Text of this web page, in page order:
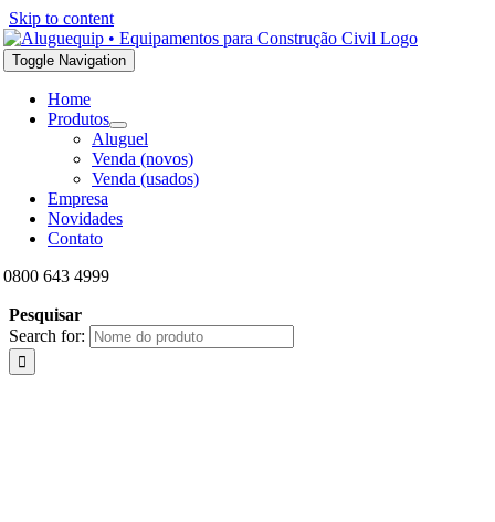
Skip to content
Toggle Navigation
Home
Produtos
Aluguel
Venda (novos)
Venda (usados)
Empresa
Novidades
Contato
0800 643 4999
Pesquisar
Search for: